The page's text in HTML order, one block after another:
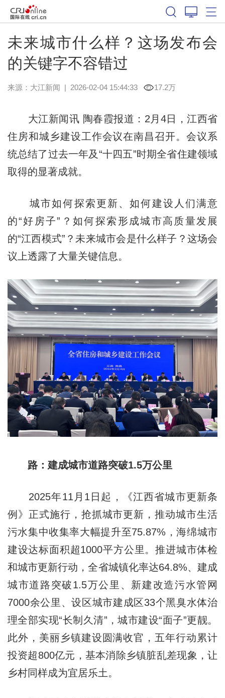
未来城市什么样？这场发布会
的关键字不容错过
来源： 大江新闻 | 2026-02-04 15:44:33 17.2万
大江新闻讯 陶春霞报道：2月4日，江西省
住房和城乡建设工作会议在南昌召开。会议系
统总结了过去一年及“十四五”时期全省住建领域
取得的显著成就。
城市如何探索更新、如何建设人们满意
的“好房子”？如何探索形成城市高质量发展
的“江西模式”？未来城市会是什么样子？这场会
议上透露了大量关键信息。
路：建成城市道路突破1.5万公里
2025年11月1日起，《江西省城市更新条
例》正式施行，抢抓城市更新，推动城市生活
污水集中收集率大幅提升至75.87%，海绵城市
建设达标面积超1000平方公里。推进城市体检
和城市更新行动，全省城镇化率达64.8%、建成
城市道路突破1.5万公里、新建改造污水管网
7000余公里、设区城市建成区33个黑臭水体治
理全部实现“长制久清”，城市建设“面子”更靓。
此外，美丽乡镇建设圆满收官，五年行动累计
投资超800亿元，基本消除乡镇脏乱差现象，让
乡村同样成为宜居乐土。